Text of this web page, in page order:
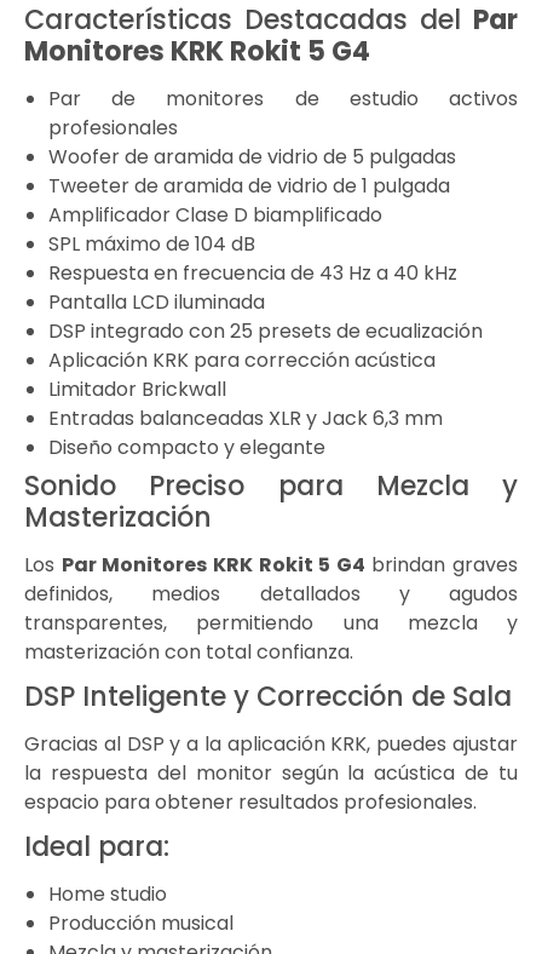
Características Destacadas del Par
Monitores KRK Rokit 5 G4
Par de monitores de estudio activos
profesionales
Woofer de aramida de vidrio de 5 pulgadas
Tweeter de aramida de vidrio de 1 pulgada
Amplificador Clase D biamplificado
SPL máximo de 104 dB
Respuesta en frecuencia de 43 Hz a 40 kHz
Pantalla LCD iluminada
DSP integrado con 25 presets de ecualización
Aplicación KRK para corrección acústica
Limitador Brickwall
Entradas balanceadas XLR y Jack 6,3 mm
Diseño compacto y elegante
Sonido Preciso para Mezcla y
Masterización
Los Par Monitores KRK Rokit 5 G4 brindan graves
definidos, medios detallados y agudos
transparentes, permitiendo una mezcla y
masterización con total confianza.
DSP Inteligente y Corrección de Sala
Gracias al DSP y a la aplicación KRK, puedes ajustar
la respuesta del monitor según la acústica de tu
espacio para obtener resultados profesionales.
Ideal para:
Home studio
Producción musical